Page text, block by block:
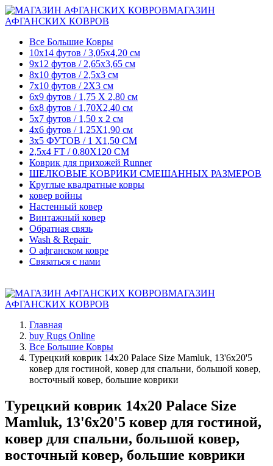
МАГАЗИН
АФГАНСКИХ КОВРОВ
Все Большие Ковры
10x14 футов / 3,05x4,20 см
9x12 футов / 2,65x3,65 см
8x10 футов / 2,5x3 см
7x10 футов / 2X3 см
6x9 футов / 1,75 X 2,80 см
6x8 футов / 1,70X2,40 см
5x7 футов / 1,50 x 2 см
4x6 футов / 1,25X1,90 см
3x5 ФУТОВ / 1 X1,50 СМ
2,5x4 FT / 0.80X120 CM
Коврик для прихожей Runner
ШЕЛКОВЫЕ КОВРИКИ СМЕШАННЫХ РАЗМЕРОВ
Круглые квадратные ковры
ковер войны
Настенный ковер
Винтажный ковер
Обратная связь
Wash & Repair
О афганском ковре
Связаться с нами
МАГАЗИН
АФГАНСКИХ КОВРОВ
Главная
buy Rugs Online
Все Большие Ковры
Турецкий коврик 14x20 Palace Size Mamluk, 13'6x20'5
ковер для гостиной, ковер для спальни, большой ковер,
восточный ковер, большие коврики
Турецкий коврик 14x20 Palace Size
Mamluk, 13'6x20'5 ковер для гостиной,
ковер для спальни, большой ковер,
восточный ковер, большие коврики